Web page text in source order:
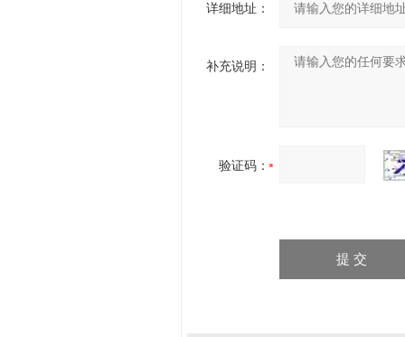
详细地址：
补充说明：
验证码：